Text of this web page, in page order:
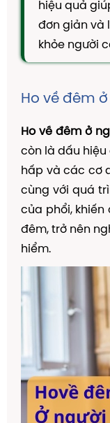
TAM THẤT MẬT ONG
CAO DÂY THÌA CANH
DẦU GỘI THẢO DƯỢC
Kiến Thức Về Ho
Kiến Thức Về Dạ
Kiến Thức Về Đại
Kiến Thức Về
Kiến Thức Về
Kiến Thức Về
Nấm Lưỡi
hiệu quả
đơn giản và
khỏe người
Ho về đêm
Ho về đêm ở
còn là dấu hiệu
hấp và các cơ
cùng với quá
của phổi, khiến
đêm, trở nên
hiểm.